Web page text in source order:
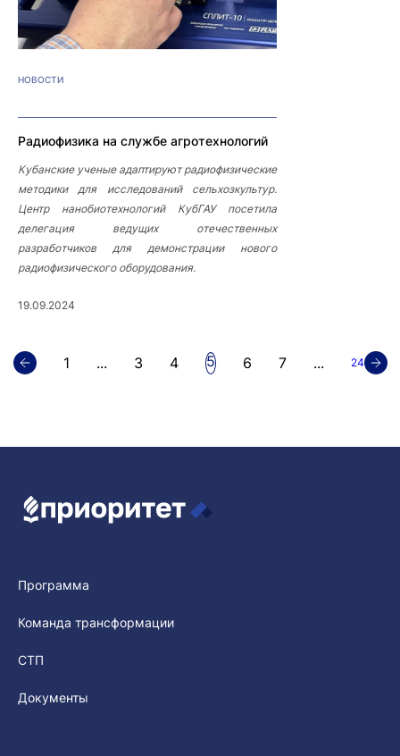
НОВОСТИ
Радиофизика на службе агротехнологий
Кубанские ученые адаптируют радиофизические
методики для исследований сельхозкультур.
Центр нанобиотехнологий КубГАУ посетила
делегация ведущих отечественных
разработчиков для демонстрации нового
радиофизического оборудования.
19.09.2024
1 ... 3 4 5 6 7 ... 24
Программа
Команда трансформации
СТП
Документы